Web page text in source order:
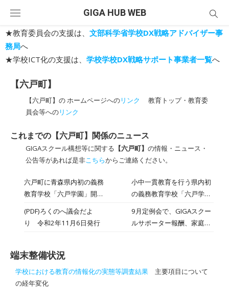
content
GIGA HUB WEB
★教育委員会の支援は、 文部科学省学校DX戦略アドバイザー事
務局へ
★学校ICT化の支援は、 学校学校DX戦略サポート事業者一覧へ
【六戸町】
【六戸町】の ホームページへのリンク
教育トップ・教育委
員会等へのリンク
これまでの【六戸町】関係のニュース
GIGAスクール構想等に関する 【六戸町】 の情報・ニュース・
公告等があれば是非こちらからご連絡ください。
六戸町に青森県内初の義務
教育学校「六戸学園」開校
小中一貫教育を行う県内初
の義務教育学校「六戸学
校し、記念する式典が開か
れました。 六戸町にある５
学園」が、１日、開校しま
(PDF)ろくのへ議会だよ
り 令和2年11月6日発行
9月定例会で、GIGAスクー
ルサポーター報酬、家庭学
て審議され可決されまし
端末整備状況
学校における教育の情報化の実態等調査結果 主要項目について
の経年変化